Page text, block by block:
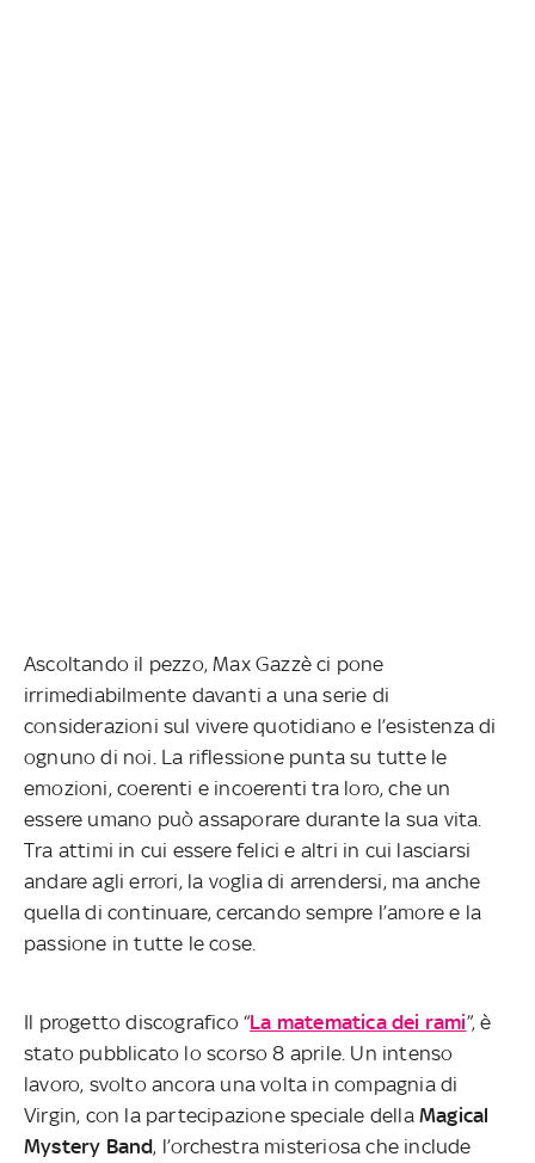
Ascoltando il pezzo, Max Gazzè ci pone
irrimediabilmente davanti a una serie di
considerazioni sul vivere quotidiano e l’esistenza di
ognuno di noi. La riflessione punta su tutte le
emozioni, coerenti e incoerenti tra loro, che un
essere umano può assaporare durante la sua vita.
Tra attimi in cui essere felici e altri in cui lasciarsi
andare agli errori, la voglia di arrendersi, ma anche
quella di continuare, cercando sempre l’amore e la
passione in tutte le cose.
Il progetto discografico “La matematica dei rami”, è
stato pubblicato lo scorso 8 aprile. Un intenso
lavoro, svolto ancora una volta in compagnia di
Virgin, con la partecipazione speciale dellaMagical
Mystery Band, l’orchestra misteriosa che include